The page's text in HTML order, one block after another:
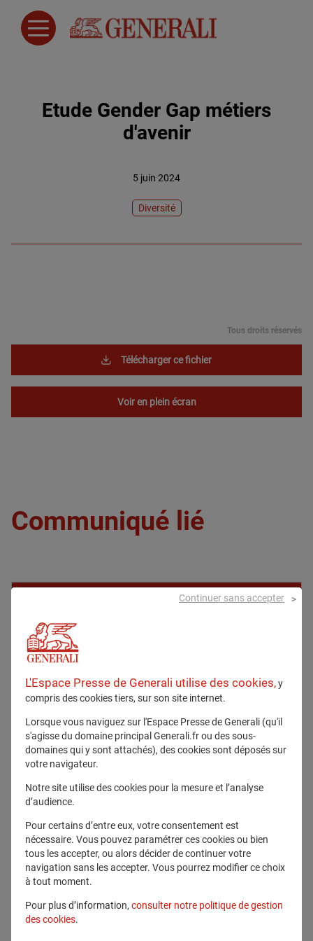
Etude Gender Gap métiers
d'avenir
5 juin 2024
Diversité
Tous droits réservés
Télécharger ce fichier
Voir en plein écran
Communiqué lié
23 mai 2024
Métiers d’avenir : les femmes en retrait
engagement Diversité
L'Espace Presse de Generali utilise des cookies,y
compris des cookies tiers, sur son site internet.
Lorsque vous naviguez sur l'Espace Presse de Generali (qu'il
s'agisse du domaine principal Generali.fr ou des sous-
domaines qui y sont attachés), des cookies sont déposés sur
votre navigateur.
Notre site utilise des cookies pour la mesure et l’analyse
d’audience.
Pour certains d’entre eux, votre consentement est
nécessaire. Vous pouvez paramétrer ces cookies ou bien
tous les accepter, ou alors décider de continuer votre
navigation sans les accepter. Vous pourrez modifier ce choix
à tout moment.
Pour plus d’information, consulter notre politique de gestion
des cookies.
Continuer sans accepter